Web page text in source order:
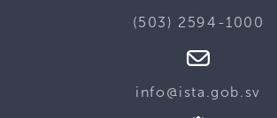
(503) 2594-1000
info@ista.gob.sv